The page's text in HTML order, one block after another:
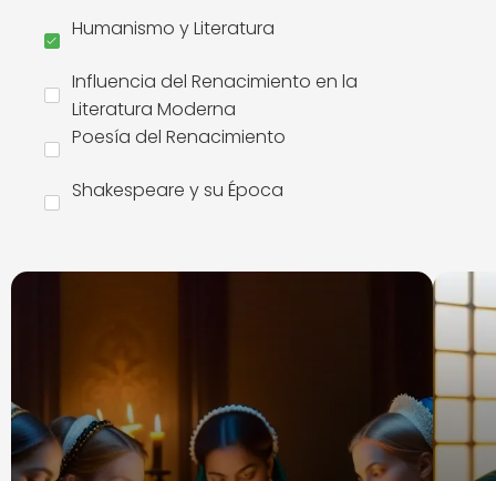
Humanismo y Literatura
Influencia del Renacimiento en la
Literatura Moderna
Poesía del Renacimiento
Shakespeare y su Época